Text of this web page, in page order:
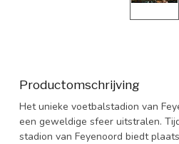
Productomschrijving
Het unieke voetbalstadion van
een geweldige sfeer uitstralen.
stadion van Feyenoord biedt